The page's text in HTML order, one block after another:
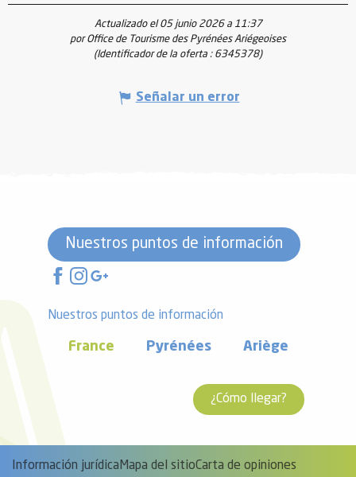
Actualizado el 05 junio 2026 a 11:37
por Office de Tourisme des Pyrénées Ariégeoises
(Identificador de la oferta : 6345378)
Señalar un error
Nuestros puntos de información
Nuestros puntos de información
France Pyrénées Ariège
¿Cómo llegar?
Información jurídicaMapa del sitioCarta de opiniones